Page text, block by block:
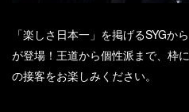
「楽しさ日本一」を掲げるSYGか
が登場！王道から個性派まで、枠
の接客をお楽しみください。